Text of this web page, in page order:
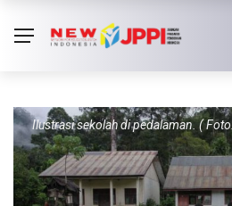
Ilustrasi sekolah di pedalaman. (